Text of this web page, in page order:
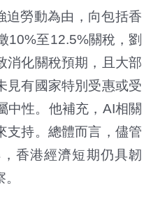
勞動為由，向包括香
10%至12.5%關稅，劉
消化關稅預期，且大部
見有國家特別受惠或受
中性。他補充，AI相關
支持。總體而言，儘管
香港經濟短期仍具韌